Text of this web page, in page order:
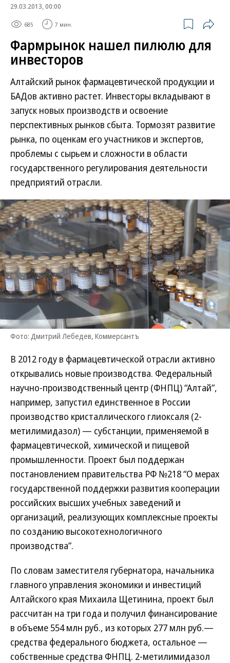
29.03.2013, 00:00
685 7 мин.
Фармрынок нашел пилюлю для
инвесторов
Алтайский рынок фармацевтической продукции и
БАДов активно растет. Инвесторы вкладывают в
запуск новых производств и освоение
перспективных рынков сбыта. Тормозят развитие
рынка, по оценкам его участников и экспертов,
проблемы с сырьем и сложности в области
государственного регулирования деятельности
предприятий отрасли.
Фото: Дмитрий Лебедев, Коммерсантъ
В 2012 году в фармацевтической отрасли активно
открывались новые производства. Федеральный
научно-производственный центр (ФНПЦ) “Алтай”,
например, запустил единственное в России
производство кристаллического глиоксаля (2-
метилимидазол) — субстанции, применяемой в
фармацевтической, химической и пищевой
промышленности. Проект был поддержан
постановлением правительства РФ №218 “О мерах
государственной поддержки развития кооперации
российских высших учебных заведений и
организаций, реализующих комплексные проекты
по созданию высокотехнологичного
производства”.
По словам заместителя губернатора, начальника
главного управления экономики и инвестиций
Алтайского края Михаила Щетинина, проект был
рассчитан на три года и получил финансирование
в объеме 554 млн руб., из которых 277 млн руб.—
средства федерального бюджета, остальное —
собственные средства ФНПЦ. 2-метилимидазол